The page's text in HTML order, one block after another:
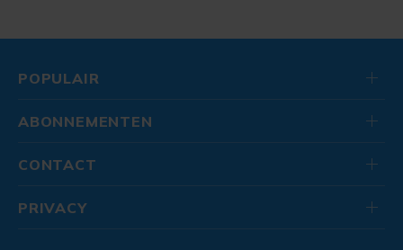
POPULAIR
ABONNEMENTEN
CONTACT
PRIVACY